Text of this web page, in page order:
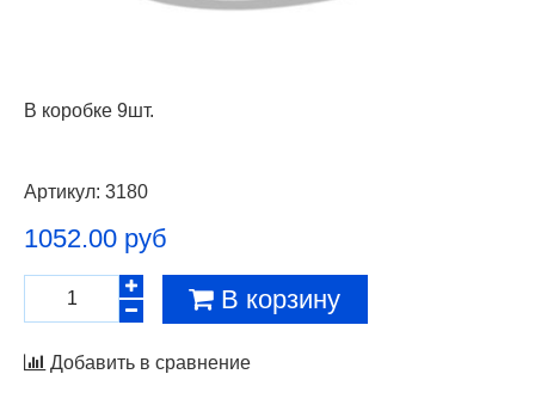
В коробке 9шт.
Артикул: 3180
1052.00 руб
В корзину
Добавить в сравнение